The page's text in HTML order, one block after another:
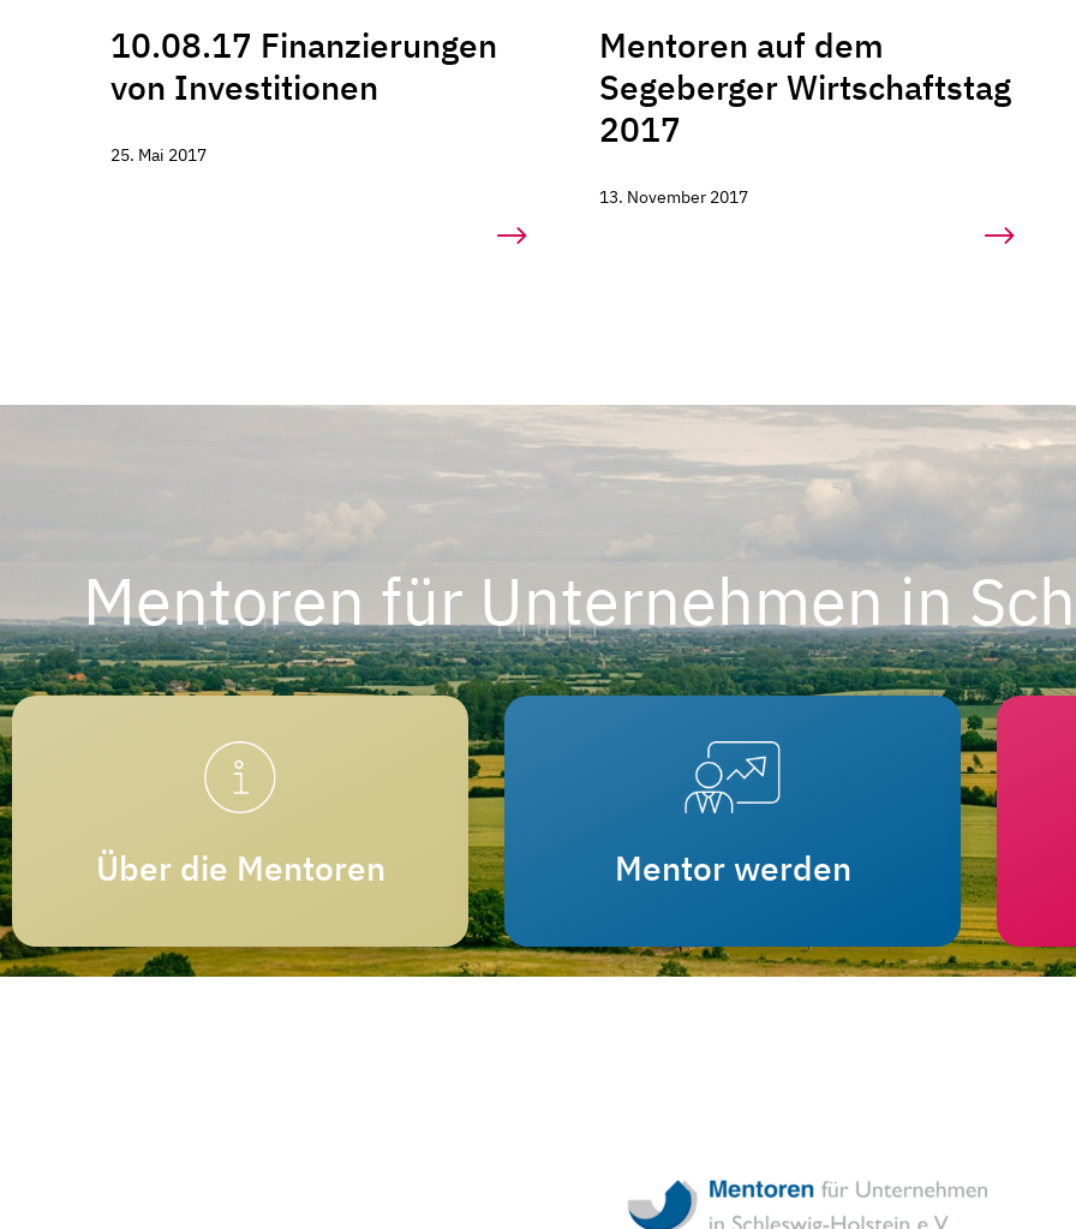
10.08.17 Finanzierungen
von Investitionen
25. Mai 2017
Mentoren auf dem
Segeberger Wirtschaftstag
2017
13. November 2017
Mentoren für Unternehmen in
Über die Mentoren Mentor werden